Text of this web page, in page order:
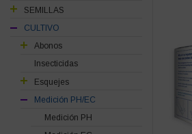
SEMILLAS
CULTIVO
Abonos
Insecticidas
Esquejes
Medición PH/EC
Medición PH